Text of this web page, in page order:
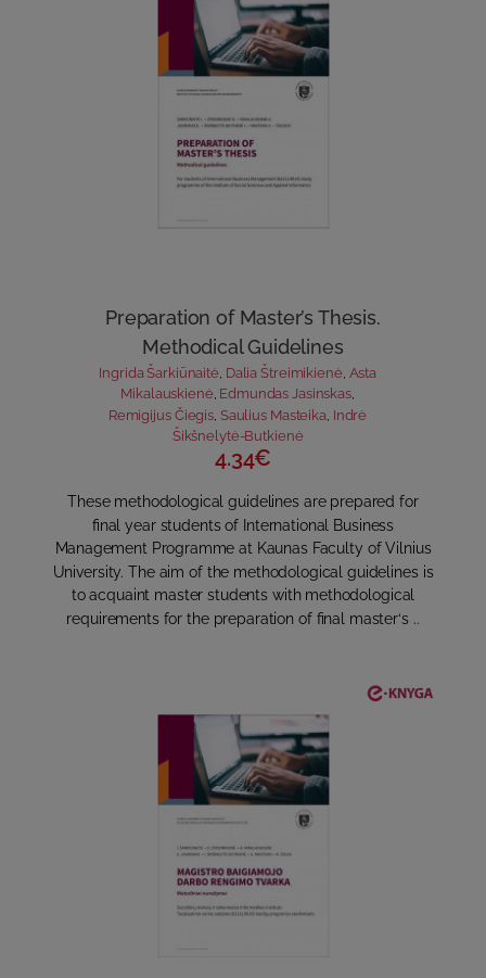
Preparation of Master’s Thesis.
Methodical Guidelines
Ingrida Šarkiūnaitė Dalia Štreimikienė Asta
Mikalauskienė, Edmundas Jasinskas,
Remigijus Čiegis Saulius Masteika Indrė
Šikšnelytė-Butkienė
4.34€
These methodological guidelines are prepared for
final year students of International Business
Management Programme at Kaunas Faculty of Vilnius
University. The aim of the methodological guidelines is
to acquaint master students with methodological
requirements for the preparation of final master‘s ..